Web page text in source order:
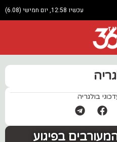
עכשיו 12:58, יום חמישי (6.08)
בולגריה
בפיגוע